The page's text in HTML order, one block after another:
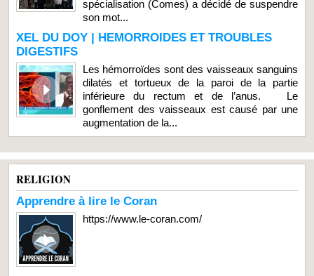
spécialisation (Comes) a décidé de suspendre
son mot...
XEL DU DOY | HEMORROIDES ET TROUBLES
DIGESTIFS
Les hémorroïdes sont des vaisseaux sanguins
dilatés et tortueux de la paroi de la partie
inférieure du rectum et de l’anus. Le
gonflement des vaisseaux est causé par une
augmentation de la...
RELIGION
Apprendre à lire le Coran
https://www.le-coran.com/